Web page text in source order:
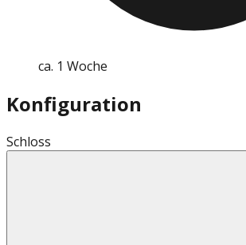
ca. 1 Woche
Konfiguration
Schloss